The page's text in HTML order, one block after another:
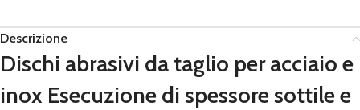
Descrizione
Dischi abrasivi da taglio per acciaio e
inox Esecuzione di spessore sottile e